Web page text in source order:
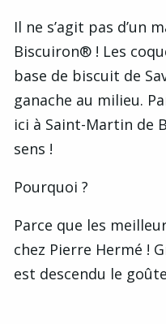
Il ne s’agit pas d’un
Biscuiron® ! Les
base de biscuit de
ganache au milieu.
ici à Saint-Martin de
sens !
Pourquoi ?
Parce que les
chez Pierre Hermé !
est descendu le